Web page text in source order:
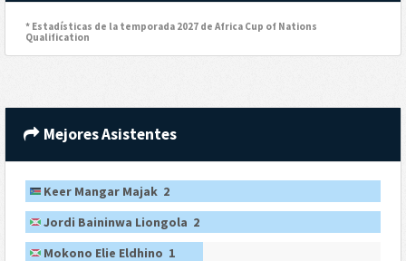
* Estadísticas de la temporada 2027 de Africa Cup of Nations
Qualification
Mejores Asistentes
Keer Mangar Majak 2
Jordi Baininwa Liongola 2
Mokono Elie Eldhino 1